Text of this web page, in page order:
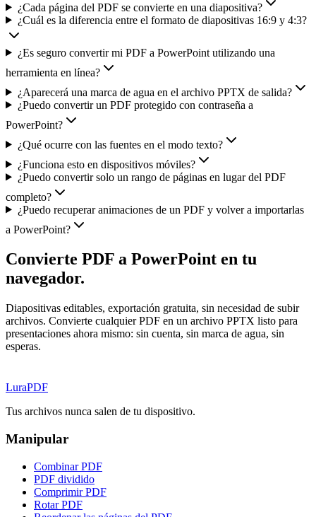
¿Cada página del PDF se convierte en una diapositiva?
¿Cuál es la diferencia entre el formato de diapositivas 16:9 y 4:3?
¿Es seguro convertir mi PDF a PowerPoint utilizando una
herramienta en línea?
¿Aparecerá una marca de agua en el archivo PPTX de salida?
¿Puedo convertir un PDF protegido con contraseña a
PowerPoint?
¿Qué ocurre con las fuentes en el modo texto?
¿Funciona esto en dispositivos móviles?
¿Puedo convertir solo un rango de páginas en lugar del PDF
completo?
¿Puedo recuperar animaciones de un PDF y volver a importarlas
a PowerPoint?
Convierte PDF a PowerPoint en tu
navegador.
Diapositivas editables, exportación gratuita, sin necesidad de subir
archivos. Convierte cualquier PDF en un archivo PPTX listo para
presentaciones ahora mismo: sin cuenta, sin marca de agua, sin
esperas.
LuraPDF
Tus archivos nunca salen de tu dispositivo.
Manipular
Combinar PDF
PDF dividido
Comprimir PDF
Rotar PDF